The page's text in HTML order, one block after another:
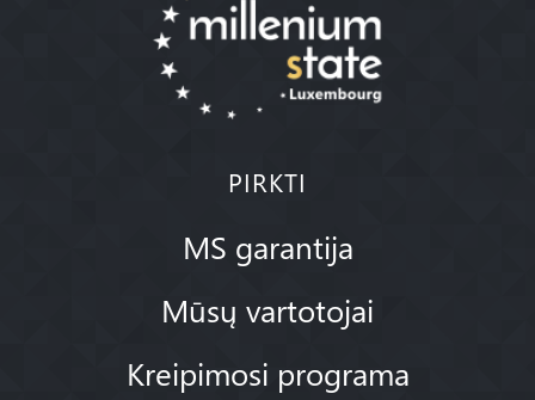
PIRKTI
MS garantija
Mūsų vartotojai
Kreipimosi programa